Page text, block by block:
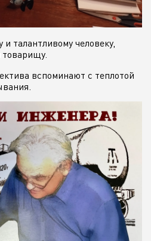
талантливому человеку,
вспоминают с теплотой